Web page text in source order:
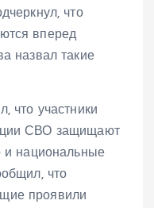
что
вперед
назвал такие
что участники
СВО защищают
и национальные
что
проявили